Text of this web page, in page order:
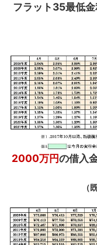
...フラット35最低
2000万円の借入
（